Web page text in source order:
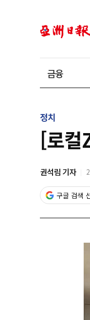
금융
정치
[로컬
권석림 기자
구글 검색